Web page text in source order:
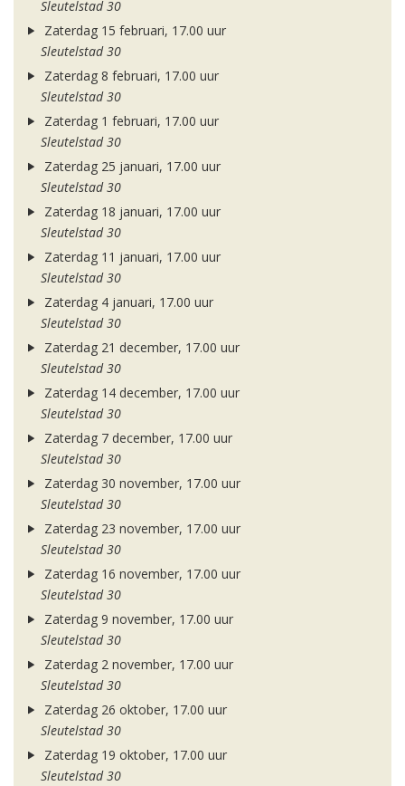
Sleutelstad 30
Zaterdag 15 februari, 17.00 uur
Sleutelstad 30
Zaterdag 8 februari, 17.00 uur
Sleutelstad 30
Zaterdag 1 februari, 17.00 uur
Sleutelstad 30
Zaterdag 25 januari, 17.00 uur
Sleutelstad 30
Zaterdag 18 januari, 17.00 uur
Sleutelstad 30
Zaterdag 11 januari, 17.00 uur
Sleutelstad 30
Zaterdag 4 januari, 17.00 uur
Sleutelstad 30
Zaterdag 21 december, 17.00 uur
Sleutelstad 30
Zaterdag 14 december, 17.00 uur
Sleutelstad 30
Zaterdag 7 december, 17.00 uur
Sleutelstad 30
Zaterdag 30 november, 17.00 uur
Sleutelstad 30
Zaterdag 23 november, 17.00 uur
Sleutelstad 30
Zaterdag 16 november, 17.00 uur
Sleutelstad 30
Zaterdag 9 november, 17.00 uur
Sleutelstad 30
Zaterdag 2 november, 17.00 uur
Sleutelstad 30
Zaterdag 26 oktober, 17.00 uur
Sleutelstad 30
Zaterdag 19 oktober, 17.00 uur
Sleutelstad 30